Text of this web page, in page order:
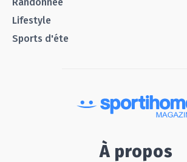
Lifestyle
Sports d'éte
À propos